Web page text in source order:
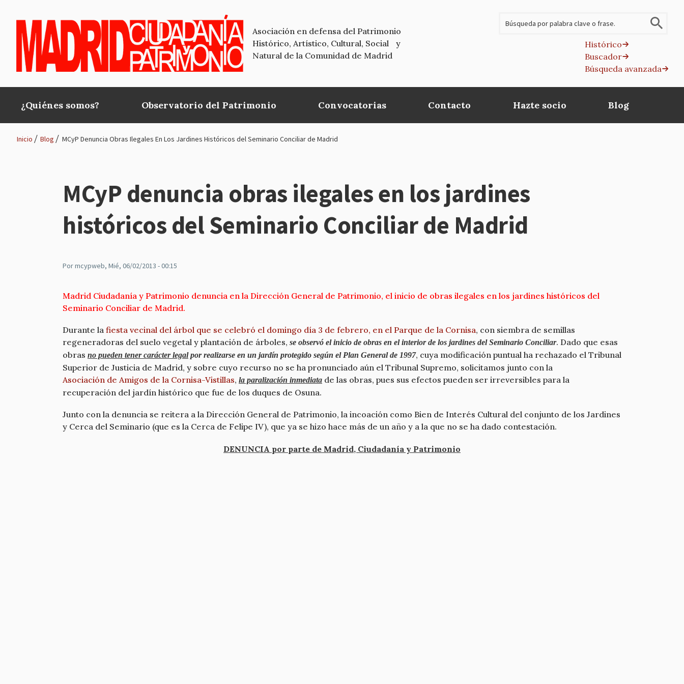
Asociación en defensa del Patrimonio
Histórico, Artístico, Cultural, Social y
Natural de la Comunidad de Madrid
Histórico
Buscador
Búsqueda avanzada
Main
navigation
¿Quiénes somos? Observatorio del Patrimonio Convocatorias Contacto Hazte socio Blog
navegación
Inicio Blog MCyP Denuncia Obras Ilegales En Los Jardines Históricos del Seminario Conciliar de Madrid
MCyP denuncia obras ilegales en los jardines
históricos del Seminario Conciliar de Madrid
Pormcypweb, Mié, 06/02/2013 - 00:15
Madrid Ciudadanía y Patrimonio denuncia en la Dirección General de Patrimonio, el inicio de obras ilegales en los jardines históricos del
Seminario Conciliar de Madrid.
Durante la fiesta vecinal del árbol que se celebró el domingo día 3 de febrero, en el Parque de la Cornisa, con siembra de semillas
regeneradoras del suelo vegetal y plantación de árboles, se observó el inicio de obras en el interior de los jardines del Seminario Conciliar. Dado que esas
obras no pueden tener​ carácter legalpor realizarse en un jardín protegido según el Plan General de 1997, cuya modificación puntual ha rechazado el Tribunal
Superior de Justicia de Madrid, y sobre cuyo recurso no se ha pronunciado aún el Tribunal Supremo, solicitamos junto con la
Asociación de Amigos de la Cornisa-Vistillas, la paralización inmediata de las obras, pues sus efectos pueden ser irreversibles para la
recuperación del jardín histórico que fue de los duques de Osuna.
Junto con la denuncia se reitera a la Dirección General de Patrimonio, la incoación como Bien de Interés Cultural del conjunto de los Jardines
y Cerca del Seminario (que es la Cerca de Felipe IV), que ya se hizo hace más de un año y a la que no se ha dado contestación.
DENUNCIA por parte de Madrid, Ciudadanía y Patrimonio